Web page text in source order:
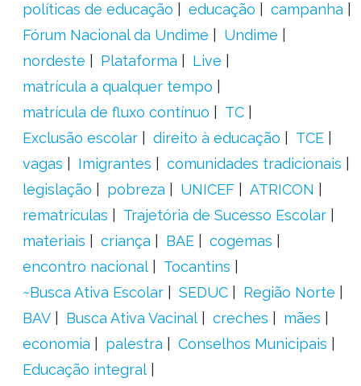
políticas de educação
educação
campanha
Fórum Nacional da Undime
Undime
nordeste
Plataforma
Live
matrícula a qualquer tempo
matrícula de fluxo contínuo
TC
Exclusão escolar
direito à educação
TCE
vagas
Imigrantes
comunidades tradicionais
legislação
pobreza UNICEF
ATRICON
rematrículas
Trajetória de Sucesso Escolar
materiais
criança BAE
cogemas
encontro nacional
Tocantins
~Busca Ativa Escolar
SEDUC
Região Norte
BAV
Busca Ativa Vacinal creches
mães
economia
palestra
Conselhos Municipais
Educação integral